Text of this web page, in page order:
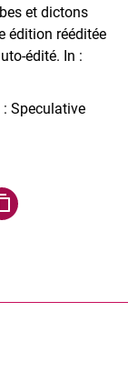
édition rééditée
édité. In :
Speculative
WhatsApp
page via